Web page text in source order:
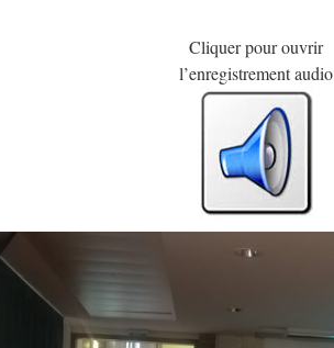
Cliquer pour ouvrir
l’enregistrement audio